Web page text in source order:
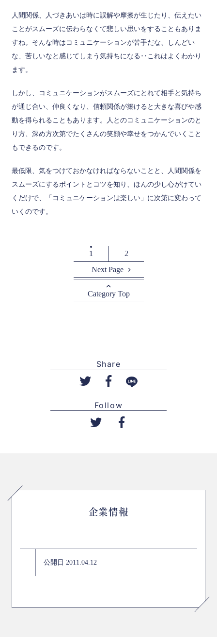
人間関係、人づきあいは時に誤解や摩擦が生じたり、伝えたい
ことがスムーズに伝わらなくて悲しい思いをすることもありま
すね。そんな時はコミュニケーションが苦手だな、しんどい
な、苦しいなと感じてしまう気持ちになる･･これはよくわかり
ます。
しかし、コミュニケーションがスムーズにとれて相手と気持ち
が通じ合い、仲良くなり、信頼関係が築けると大きな喜びや感
動を得られることもあります。人とのコミュニケーションのと
り方、深め方次第でたくさんの笑顔や幸せをつかんでいくこと
もできるのです。
最低限、気をつけておかなければならないことと、人間関係を
スムーズにするポイントとコツを知り、ほんの少し心がけてい
くだけで、「コミュニケーションは楽しい」に次第に変わって
いくのです。
1
2
Next Page
Category Top
Share
Follow
企業情報
公開日 2011.04.12